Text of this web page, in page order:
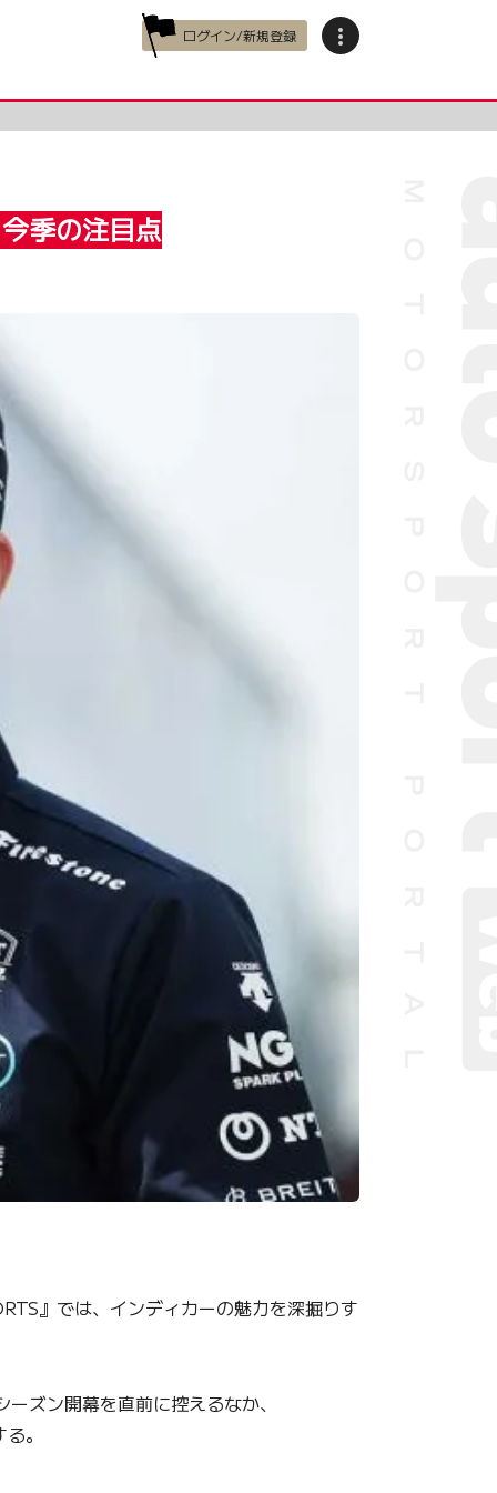
ログイン/新規登録
季の注目点
』では、インディカーの魅力を深掘りす
ズン開幕を直前に控えるなか、
。